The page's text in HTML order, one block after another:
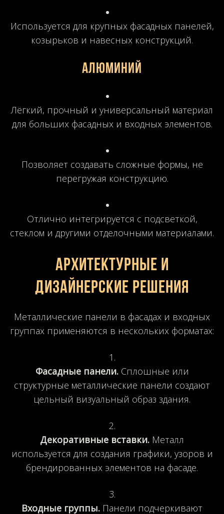
Используется для крупных фасадных панелей,
козырьков и навесных конструкций.
Алюминий
Лёгкий, прочный и универсальный материал
для больших фасадных и входных элементов.
Позволяет создавать сложные формы, не
перегружая конструкцию.
Отлично интегрируется с подсветкой,
стеклом и другими отделочными материалами.
Архитектурные и
дизайнерские решения
Металлические панели в фасадах и входных
группах применяются в нескольких форматах:
Фасадные панели.Сплошные или
структурные металлические панели создают
цельный визуальный образ здания.
Декоративные вставки. Металл
используется для создания графики, узоров и
брендированных элементов на фасаде.
Входные группы. Панели подчеркивают